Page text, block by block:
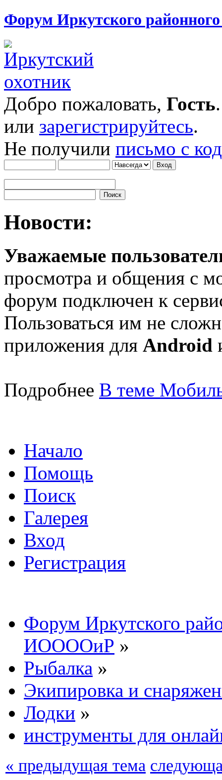
Форум Иркутского
Добро пожаловать, Гость
или зарегистрируйтесь.
Не получили письмо с
Новости:
Уважаемые
просмотра и общения с
форум подключен к
Пользоваться им не
приложения для Android
Подробнее В теме
Начало
Помощь
Поиск
Галерея
Вход
Регистрация
Форум Иркутского
ИООООиР »
Рыбалка »
Экипировка и
Лодки »
инструменты для
« предыдущая тема